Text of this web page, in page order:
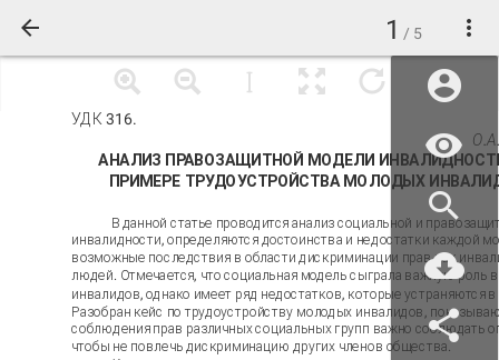
1 / 5
УДК 316.
АНАЛИЗ ПРАВОЗАЩИТНОЙ МОДЕЛИ
ПРИМЕРЕ ТРУДОУСТРОЙСТВА МОЛОДЫХ
В данной статье проводится анализ социальной и
инвалидности, определяются достоинства и недостатки каждой
возможные последствия в области дискриминации прав как
людей. Отмечается, что социальная модель сыграла важную роль
инвалидов, однако имеет ряд недостатков, которые устраняются
Разобран кейс по трудоустройству молодых инвалидов,
соблюдения прав различных социальных групп важно соблюдать
чтобы не повлечь дискриминацию других членов общества.